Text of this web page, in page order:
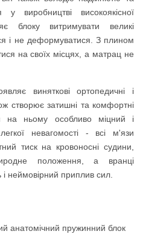
у виробництві високоякісної
блоку витримувати великі
і не деформуватися. З плином
на своїх місцях, а матрац не
виняткові ортопедичні і
створює затишні та комфортні
на ньому особливо міцний і
невагомості - всі м'язи
тиск на кровоносні судини,
положення, а вранці
і неймовірний приплив сил.
анатомічний пружинний блок